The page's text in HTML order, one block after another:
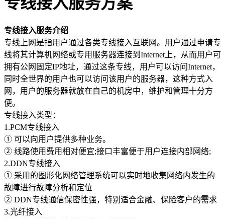
SSL证书
专线上网
企业专线上网
云计算
安全防护
混合云
快速部署组网
超融合
大企业首选
SD-WAN
智能盒子即买即用
专线接入服务介绍
专线上网是指用户通过各类专线接入互联网。用户通过申请专
线将其计算机网络或专用服务器连接到Internet上，从而用户可
拥有公网固定IP地址，通过这条专线，用户可以访问Internet，
同时全世界的用户也可以访问该用户的服务器，这种方式入
网，用户的服务器就放在自己的机房中，维护和管理十分方
便。
专线接入类型：
1.PCM专线接入
① 可以向用户提供多种业务。
② 线路使用费用相对便宜;接口丰富便于用户连接内部网络;
2.DDN专线接入
① 采用的图形化网络管理系统可以实时地收集网络内发生的
故障进行故障分析和定位
② DDN专线通信保密性强，特别适合金融、保险客户的需求
3.光纤接入